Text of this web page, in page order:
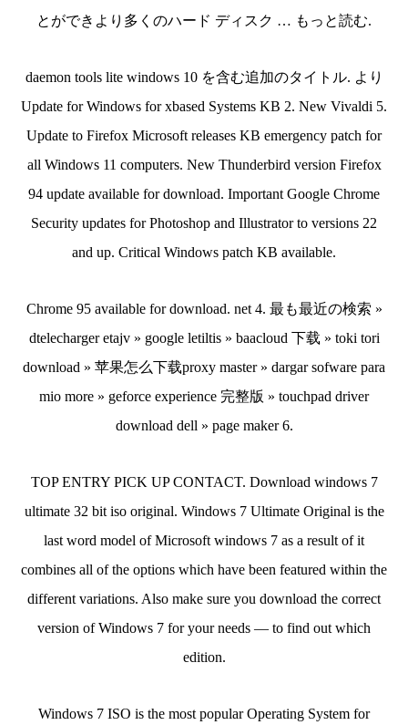
とができより多くのハード ディスク … もっと読む.
daemon tools lite windows 10 を含む追加のタイトル. より
Update for Windows for xbased Systems KB 2. New Vivaldi 5.
Update to Firefox Microsoft releases KB emergency patch for
all Windows 11 computers. New Thunderbird version Firefox
94 update available for download. Important Google Chrome
Security updates for Photoshop and Illustrator to versions 22
and up. Critical Windows patch KB available.
Chrome 95 available for download. net 4. 最も最近の検索 »
dtelecharger etajv » google letiltis » baacloud 下载 » toki tori
download » 苹果怎么下载proxy master » dargar sofware para
mio more » geforce experience 完整版 » touchpad driver
download dell » page maker 6.
TOP ENTRY PICK UP CONTACT. Download windows 7
ultimate 32 bit iso original. Windows 7 Ultimate Original is the
last word model of Microsoft windows 7 as a result of it
combines all of the options which have been featured within the
different variations. Also make sure you download the correct
version of Windows 7 for your needs — to find out which
edition.
Windows 7 ISO is the most popular Operating System for